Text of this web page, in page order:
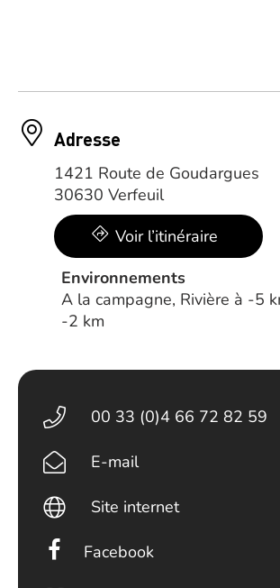
Adresse
1421 Route de Goudargues
30630 Verfeuil
Voir l’itinéraire
Environnements
A la campagne, Rivière à -5
-2 km
00 33 (0)4 66 72 82 59
E-mail
Site internet
Facebook